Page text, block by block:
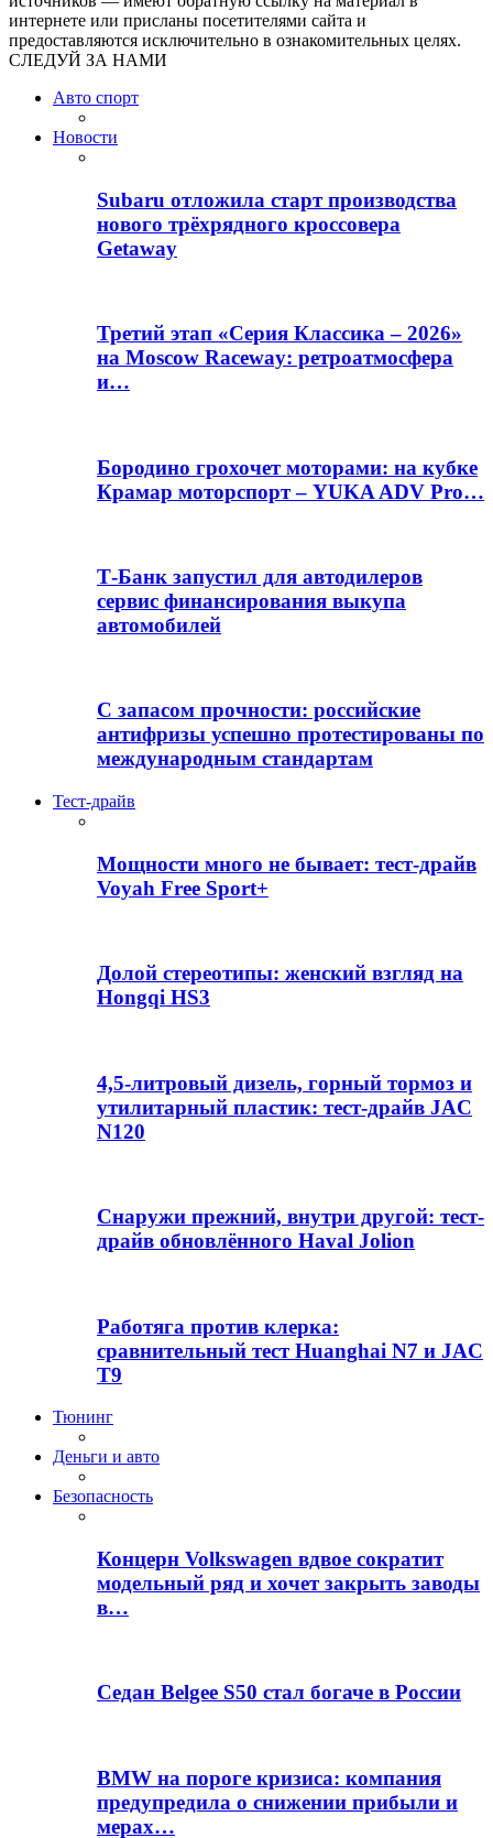
интернете или присланы посетителями сайта и
предоставляются исключительно в ознакомительных целях.
СЛЕДУЙ ЗА НАМИ
Авто спорт
Новости
Subaru отложила старт производства
нового трёхрядного кроссовера
Getaway
Третий этап «Серия Классика – 2026»
на Moscow Raceway: ретроатмосфера
и…
Бородино грохочет моторами: на кубке
Крамар моторспорт – YUKA ADV Pro…
Т-Банк запустил для автодилеров
сервис финансирования выкупа
автомобилей
С запасом прочности: российские
антифризы успешно протестированы по
международным стандартам
Тест-драйв
Мощности много не бывает: тест-драйв
Voyah Free Sport+
Долой стереотипы: женский взгляд на
Hongqi HS3
4,5-литровый дизель, горный тормоз и
утилитарный пластик: тест-драйв JAC
N120
Снаружи прежний, внутри другой: тест-
драйв обновлённого Haval Jolion
Работяга против клерка:
сравнительный тест Huanghai N7 и JAC
T9
Тюнинг
Деньги и авто
Безопасность
Концерн Volkswagen вдвое сократит
модельный ряд и хочет закрыть заводы
в…
Седан Belgee S50 стал богаче в России
BMW на пороге кризиса: компания
предупредила о снижении прибыли и
мерах…